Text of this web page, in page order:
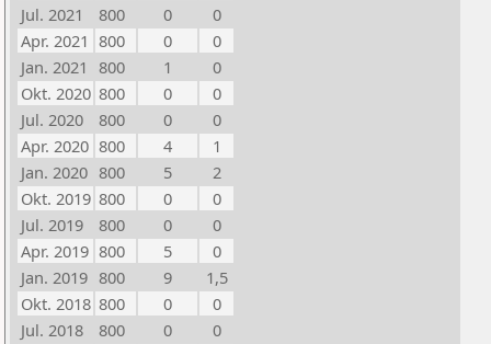
Jul. 2021
800 0
0
Apr. 2021 800 0
0
Jan. 2021 800 1
0
Okt. 2020 800 0
0
Jul. 2020
800 0
0
Apr. 2020 800 4
1
Jan. 2020 800 5
2
Okt. 2019 800 0
0
Jul. 2019
800 0
0
Apr. 2019 800 5
0
Jan. 2019 800 9
1,5
Okt. 2018 800 0
0
Jul. 2018
800 0
0